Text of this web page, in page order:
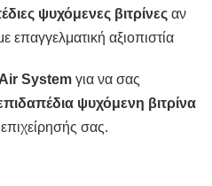
ψυχόμενες βιτρίνες αν
επαγγελματική αξιοπιστία
System για να σας
ψυχόμενη βιτρίνα
σας.